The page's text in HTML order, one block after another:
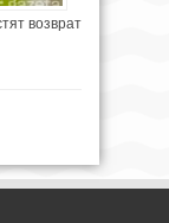
возврат